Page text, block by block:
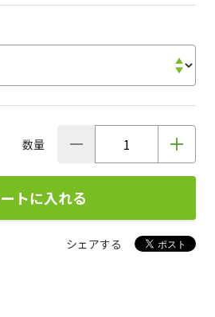
数量
トに入れる
シェアする